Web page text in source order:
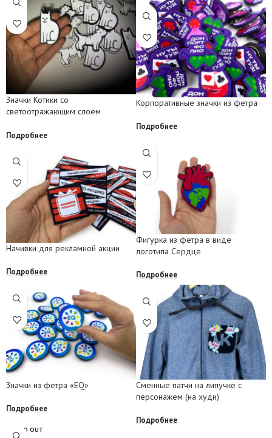
Значки Котики со
светоотражающим слоем
Подробнее
Корпоративные значки из фетра
Подробнее
Фигурка из фетра в виде
логотипа Сердце
Подробнее
Начивки для рекламной акции
Подробнее
Значки из фетра «EQ»
Подробнее
Сменные патчи на липучке с
персонажем (на худи)
Подробнее
SOLD OUT